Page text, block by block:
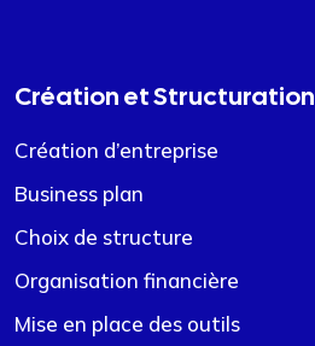
Création et Structuration
Création d’entreprise
Business plan
Choix de structure
Organisation financière
Mise en place des outils